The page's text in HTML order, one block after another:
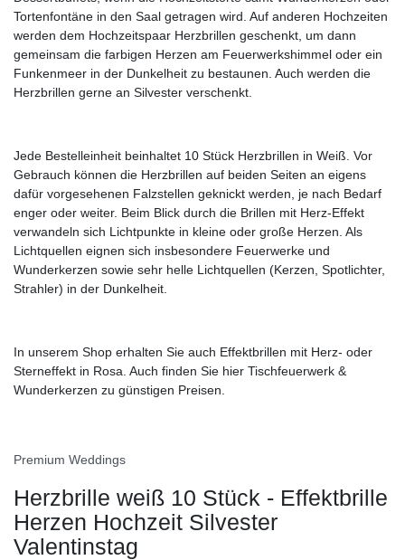
Tortenfontäne in den Saal getragen wird. Auf anderen Hochzeiten
werden dem Hochzeitspaar Herzbrillen geschenkt, um dann
gemeinsam die farbigen Herzen am Feuerwerkshimmel oder ein
Funkenmeer in der Dunkelheit zu bestaunen. Auch werden die
Herzbrillen gerne an Silvester verschenkt.
Jede Bestelleinheit beinhaltet 10 Stück Herzbrillen in Weiß. Vor
Gebrauch können die Herzbrillen auf beiden Seiten an eigens
dafür vorgesehenen Falzstellen geknickt werden, je nach Bedarf
enger oder weiter. Beim Blick durch die Brillen mit Herz-Effekt
verwandeln sich Lichtpunkte in kleine oder große Herzen. Als
Lichtquellen eignen sich insbesondere Feuerwerke und
Wunderkerzen sowie sehr helle Lichtquellen (Kerzen, Spotlichter,
Strahler) in der Dunkelheit.
In unserem Shop erhalten Sie auch Effektbrillen mit Herz- oder
Sterneffekt in Rosa. Auch finden Sie hier Tischfeuerwerk &
Wunderkerzen zu günstigen Preisen.
Premium Weddings
Herzbrille weiß 10 Stück - Effektbrille
Herzen Hochzeit Silvester
Valentinstag